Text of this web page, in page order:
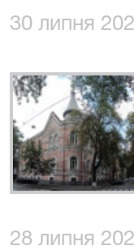
30 липня
28 липня